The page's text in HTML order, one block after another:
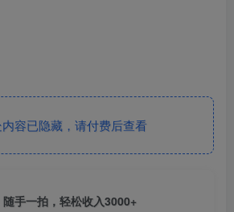
容已隐藏，请付费后查看
手一拍，轻松收入3000+